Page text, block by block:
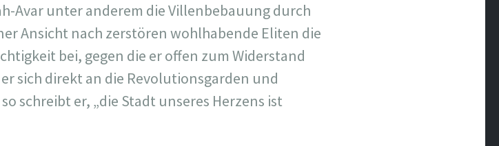
Avar unter anderem die Villenbebauung durch
Ansicht nach zerstören wohlhabende Eliten die
bei, gegen die er offen zum Widerstand
sich direkt an die Revolutionsgarden und
schreibt er, „die Stadt unseres Herzens ist